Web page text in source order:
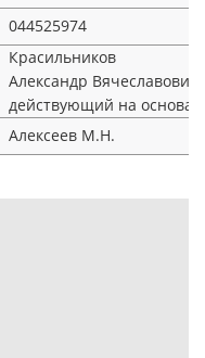
044525974
Красильников
Александр Вячеславович
действующий на
Алексеев М.Н.